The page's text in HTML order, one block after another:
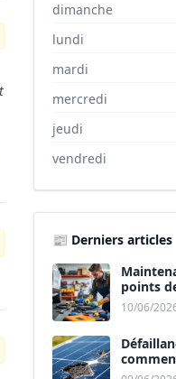
dimanche
lundi
mardi
mercredi
jeudi
vendredi
📰 Derniers articles
points
même
10/06/
votre